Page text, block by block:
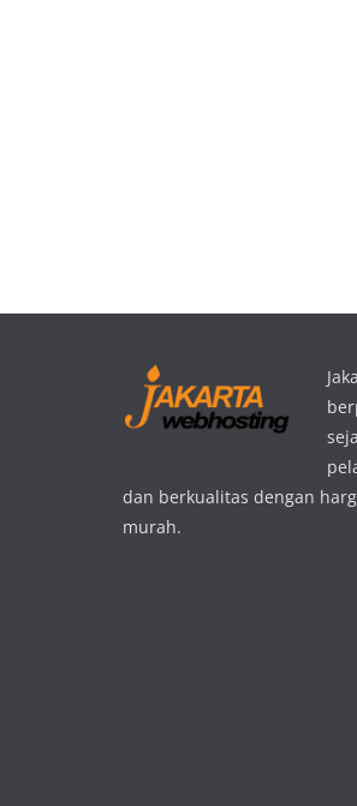
dan berkualitas dengan
murah.